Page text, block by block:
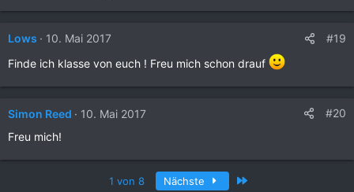
Lows 10. Mai 2017
#19
Finde ich klasse von euch ! Freu mich schon drauf
Simon Reed 10. Mai 2017
#20
Freu mich!
1 von 8 Nächste